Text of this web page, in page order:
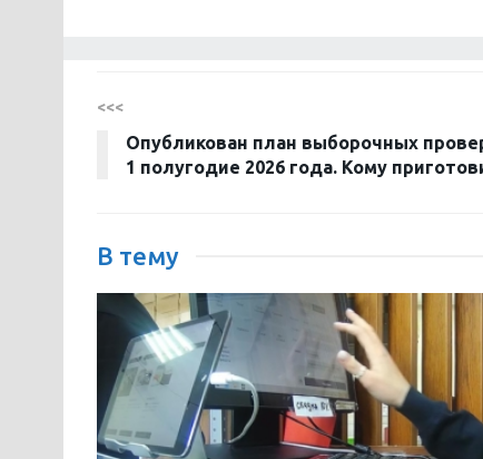
<<<
Опубликован план выборочных
1 полугодие 2026 года. Кому
В тему